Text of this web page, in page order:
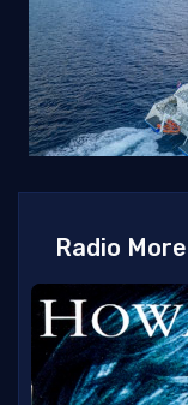
Radio More